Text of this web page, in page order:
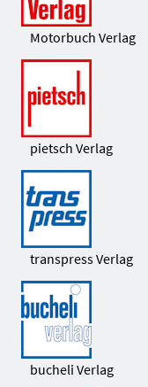
Motorbuch Verlag
pietsch Verlag
transpress Verlag
bucheli Verlag